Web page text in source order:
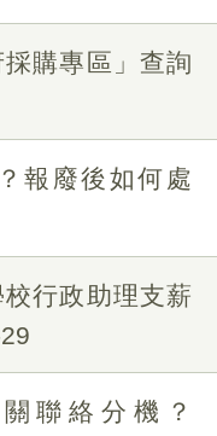
購專區」查詢
報廢後如何處
行政助理支薪
聯絡分機？